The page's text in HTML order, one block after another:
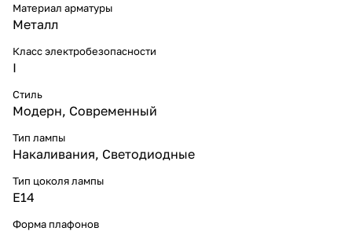
Материал арматуры
Металл
Класс электробезопасности
I
Стиль
Модерн, Современный
Тип лампы
Накаливания, Светодиодные
Тип цоколя лампы
E14
Форма плафонов